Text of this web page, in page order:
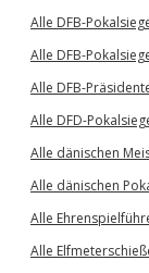
Alle DFB-
Alle DFB-
Alle DFB-
Alle DFD-
Alle dänischen
Alle dänischen
Alle
Alle